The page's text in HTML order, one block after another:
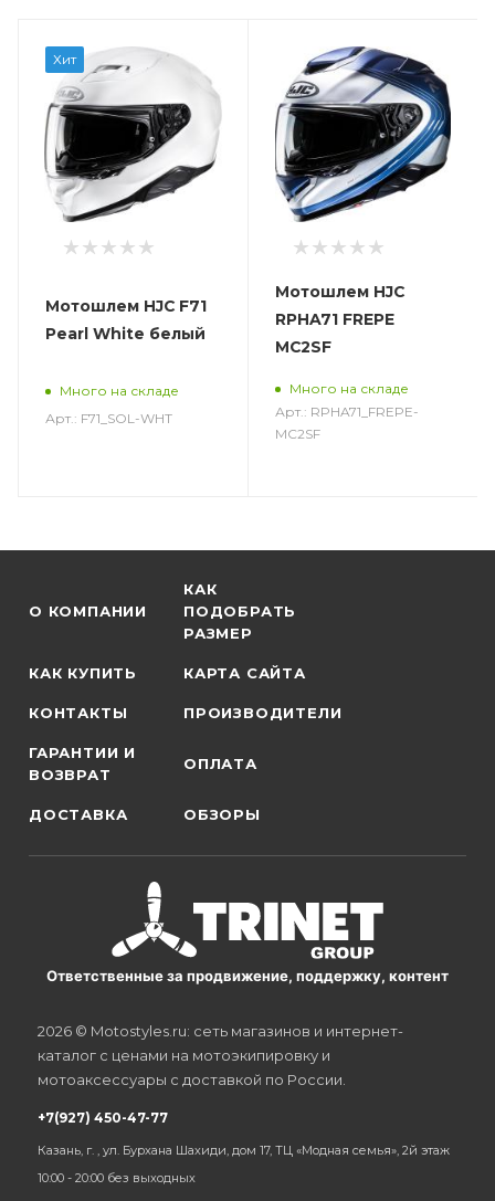
Хит
Мотошлем HJC F71
Pearl White белый
Много на складе
Арт.: F71_SOL-WHT
Мотошлем HJC
RPHA71 FREPE
MC2SF
Много на складе
Арт.: RPHA71_FREPE-
MC2SF
О КОМПАНИИ
КАК
ПОДОБРАТЬ
РАЗМЕР
КАК КУПИТЬ КАРТА САЙТА
КОНТАКТЫ ПРОИЗВОДИТЕЛИ
ГАРАНТИИ И
ВОЗВРАТ
ОПЛАТА
ДОСТАВКА ОБЗОРЫ
Ответственные за продвижение, поддержку, контент
2026 © Motostyles.ru: сеть магазинов и интернет-
каталог с ценами на мотоэкипировку и
мотоаксессуары с доставкой по России.
+7(927) 450-47-77
Казань, г. , ул. Бурхана Шахиди, дом 17, ТЦ «Модная семья», 2й этаж
10:00 - 20:00 без выходных